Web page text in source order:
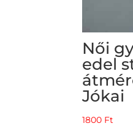
Női
edel
Jókai
1800 Ft